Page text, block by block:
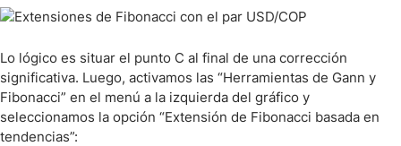
Lo lógico es situar el punto C al final de una corrección
significativa. Luego, activamos las “Herramientas de Gann y
Fibonacci” en el menú a la izquierda del gráfico y
seleccionamos la opción “Extensión de Fibonacci basada en
tendencias”: